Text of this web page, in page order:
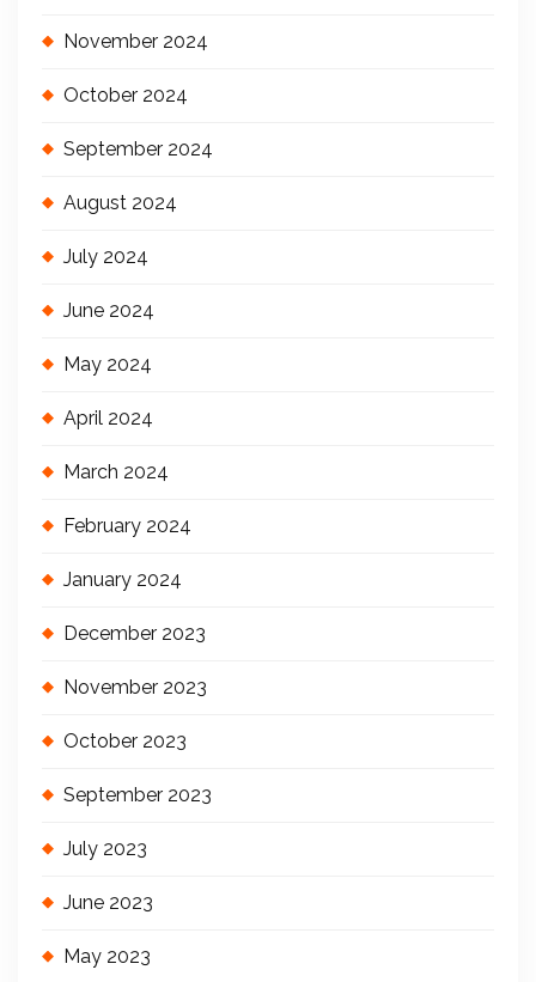
November 2024
October 2024
September 2024
August 2024
July 2024
June 2024
May 2024
April 2024
March 2024
February 2024
January 2024
December 2023
November 2023
October 2023
September 2023
July 2023
June 2023
May 2023